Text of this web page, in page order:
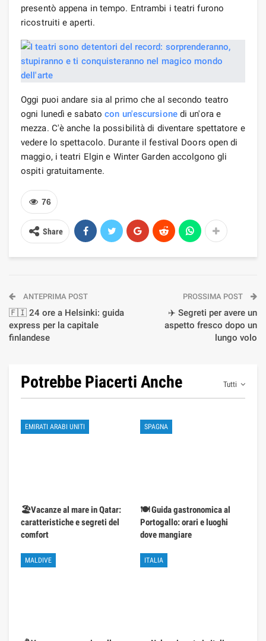
presentò appena in tempo. Entrambi i teatri furono
ricostruiti e aperti.
Oggi puoi andare sia al primo che al secondo teatro
ogni lunedì e sabatocon un'escursionedi un'ora e
mezza. C'è anche la possibilità di diventare spettatore e
vedere lo spettacolo. Durante il festival Doors open di
maggio, i teatri Elgin e Winter Garden accolgono gli
ospiti gratuitamente.
76
Share
ANTEPRIMA POST
🇫🇮 24 ore a Helsinki: guida
express per la capitale
finlandese
PROSSIMA POST
✈️ Segreti per avere un
aspetto fresco dopo un
lungo volo
Tutti
Potrebbe Piacerti Anche
EMIRATI ARABI UNITI
🏖️Vacanze al mare in Qatar:
caratteristiche e segreti del
comfort
SPAGNA
🍽️ Guida gastronomica al
Portogallo: orari e luoghi
dove mangiare
MALDIVE ITALIA